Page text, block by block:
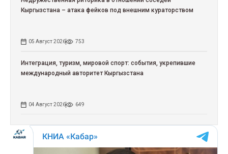
Кыргызстана – атака фейков под внешним кураторством
05 Август 2026 753
Интеграция, туризм, мировой спорт: события, укрепившие
международный авторитет Кыргызстана
04 Август 2026 649